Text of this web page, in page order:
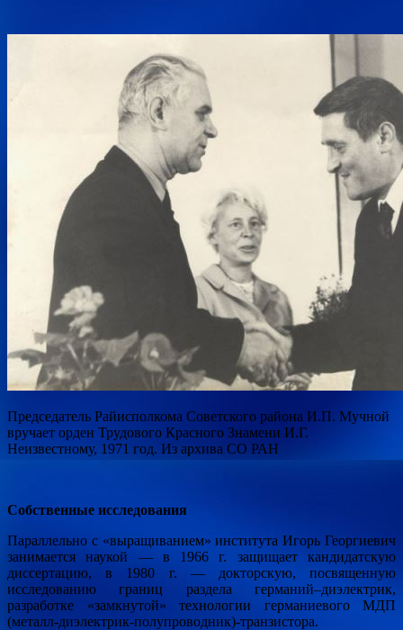
Председатель Райисполкома Советского района И.П. Мучной
вручает орден Трудового Красного Знамени И.Г.
Неизвестному, 1971 год. Из архива СО РАН
Собственные исследования
Параллельно с «выращиванием» института Игорь Георгиевич
занимается наукой — в 1966 г. защищает кандидатскую
диссертацию, в 1980 г. — докторскую, посвященную
исследованию границ раздела германий–диэлектрик,
разработке «замкнутой» технологии германиевого МДП
(металл-диэлектрик-полупроводник)-транзистора.